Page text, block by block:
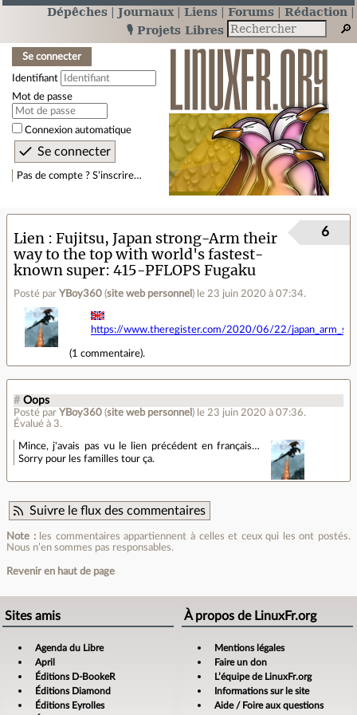
Dépêches Journaux Liens Forums
Rédaction
🎙️ Projets Libres
Se connecter
Identifiant
Mot de passe
Connexion automatique
Pas de compte ? S’inscrire…
Lien
Fujitsu, Japan strong-Arm their
way to the top with world's fastest-
known super: 415-PFLOPS Fugaku
Posté par YBoy360 (site web personnel ) le 23 juin 2020 à 07:34.
6
https://www.theregister.com/2020/06/22/
(1 commentaire).
# Oops
Posté par YBoy360 (site web personnel ) le 23 juin 2020 à 07:36.
Évalué à 3.
Mince, j'avais pas vu le lien précédent en français…
Sorry pour les familles tour ça.
Suivre le flux des commentaires
Note :les commentaires appartiennent à celles et ceux qui les ont postés.
Nous n’en sommes pas responsables.
Revenir en haut de page
Sites amis
Agenda du Libre
April
Éditions D-BookeR
Éditions Diamond
Éditions Eyrolles
À propos de LinuxFr.org
Mentions légales
Faire un don
L’équipe de LinuxFr.org
Informations sur le site
Aide / Foire aux questions